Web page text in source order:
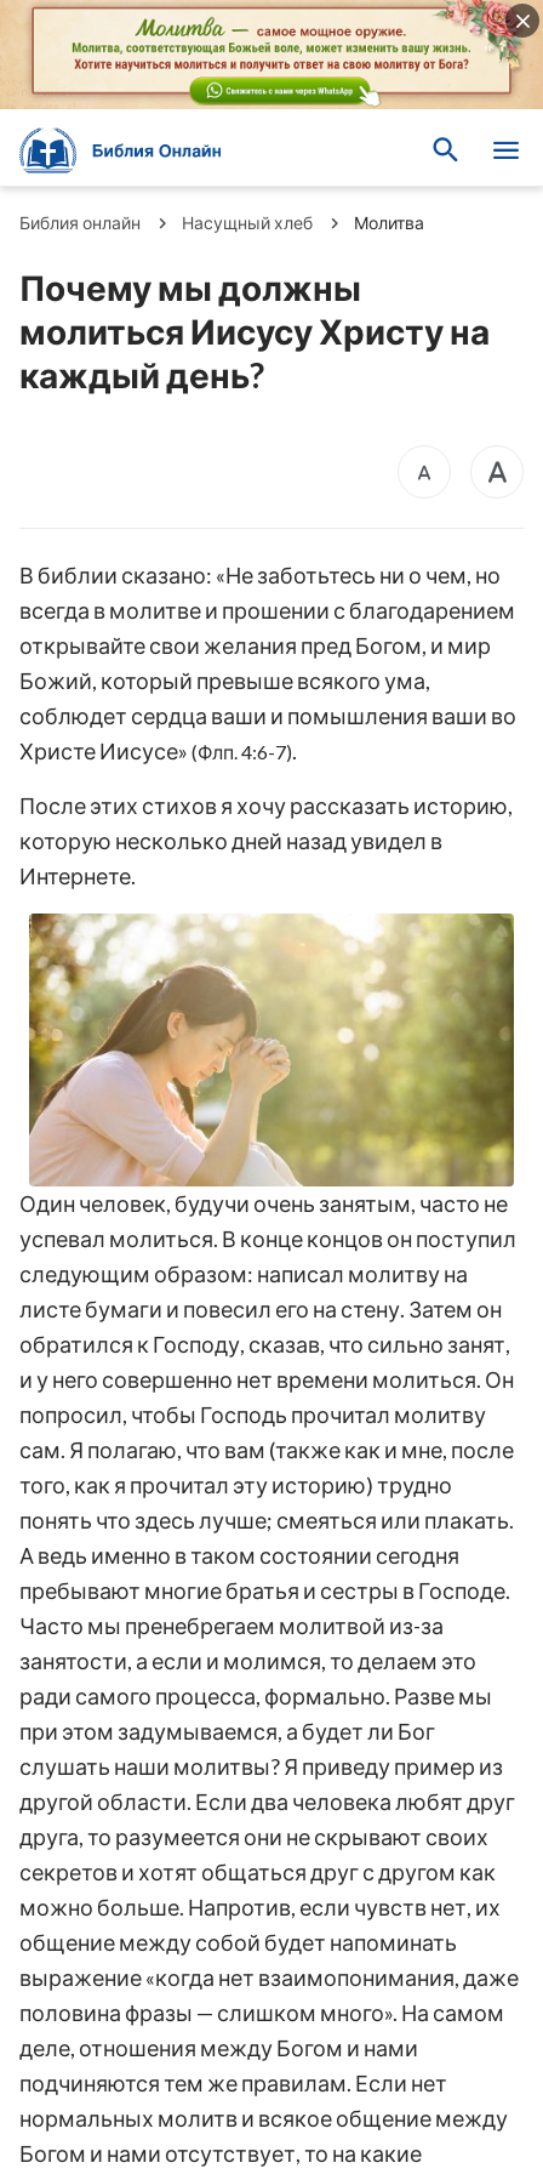
Библия онлайн Насущный хлеб Молитва
Почему мы должны
молиться Иисусу Христу на
каждый день?
В библии сказано: «Не заботьтесь ни о чем, но
всегда в молитве и прошении с благодарением
открывайте свои желания пред Богом, и мир
Божий, который превыше всякого ума,
соблюдет сердца ваши и помышления ваши во
Христе Иисусе» (Флп. 4:6-7).
После этих стихов я хочу рассказать историю,
которую несколько дней назад увидел в
Интернете.
Один человек, будучи очень занятым, часто не
успевал молиться. В конце концов он поступил
следующим образом: написал молитву на
листе бумаги и повесил его на стену. Затем он
обратился к Господу, сказав, что сильно занят,
и у него совершенно нет времени молиться. Он
попросил, чтобы Господь прочитал молитву
сам. Я полагаю, что вам (также как и мне, после
того, как я прочитал эту историю) трудно
понять что здесь лучше; смеяться или плакать.
А ведь именно в таком состоянии сегодня
пребывают многие братья и сестры в Господе.
Часто мы пренебрегаем молитвой из-за
занятости, а если и молимся, то делаем это
ради самого процесса, формально. Разве мы
при этом задумываемся, а будет ли Бог
слушать наши молитвы? Я приведу пример из
другой области. Если два человека любят друг
друга, то разумеется они не скрывают своих
секретов и хотят общаться друг с другом как
можно больше. Напротив, если чувств нет, их
общение между собой будет напоминать
выражение «когда нет взаимопонимания, даже
половина фразы — слишком много». На самом
деле, отношения между Богом и нами
подчиняются тем же правилам. Если нет
нормальных молитв и всякое общение между
Богом и нами отсутствует, то на какие